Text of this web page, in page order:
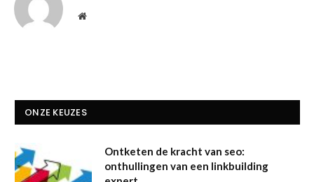
Website
ONZE KEUZES
Ontketen de kracht van seo:
onthullingen van een linkbuilding